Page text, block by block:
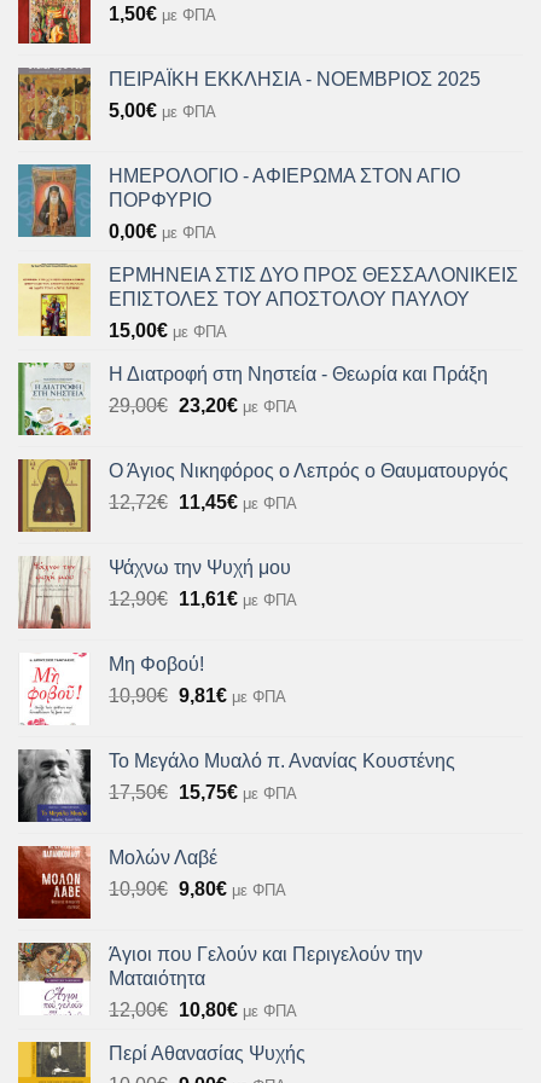
1,50€ με ΦΠΑ
ΠΕΙΡΑΪΚΗ ΕΚΚΛΗΣΙΑ - ΝΟΕΜΒΡΙΟΣ 2025
5,00€ με ΦΠΑ
ΗΜΕΡΟΛΟΓΙΟ - ΑΦΙΕΡΩΜΑ ΣΤΟΝ ΑΓΙΟ
ΠΟΡΦΥΡΙΟ
0,00€ με ΦΠΑ
ΕΡΜΗΝΕΙΑ ΣΤΙΣ ΔΥΟ ΠΡΟΣ ΘΕΣΣΑΛΟΝΙΚΕΙΣ
ΕΠΙΣΤΟΛΕΣ ΤΟΥ ΑΠΟΣΤΟΛΟΥ ΠΑΥΛΟΥ
15,00€ με ΦΠΑ
Η Διατροφή στη Νηστεία - Θεωρία και Πράξη
29,00€ Original
29,00€.
23,20€Η
είναι:
23,20€.
με ΦΠΑ
Ο Άγιος Νικηφόρος ο Λεπρός ο Θαυματουργός
12,72€ Original
12,72€.
11,45€Η
είναι:
11,45€.
με ΦΠΑ
Ψάχνω την Ψυχή μου
12,90€ Original
12,90€.
11,61€Η
11,61€.
με ΦΠΑ
Μη Φοβού!
10,90€ Original
10,90€.
9,81€Η
είναι:
9,81€.
με ΦΠΑ
Το Μεγάλο Μυαλό π. Ανανίας Κουστένης
17,50€ Original
17,50€.
15,75€Η
15,75€.
με ΦΠΑ
Μολών Λαβέ
10,90€ Original
10,90€.
9,80€Η
είναι:
με ΦΠΑ
Άγιοι που Γελούν και Περιγελούν την
Ματαιότητα
12,00€ Original
was:
10,80€Η
τιμή
με ΦΠΑ
Περί Αθανασίας Ψυχής